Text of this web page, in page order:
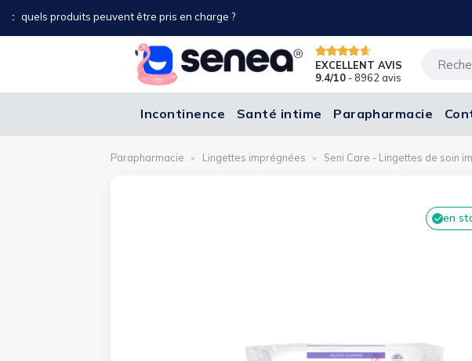
et seulement sur les produits d'incontinence jetables, hors promo, offre limitée à 20€ )
EXCELLENT AVIS
9.4/10 - 8962 avis
Incontinence Santé intime Parapharmacie
Parapharmacie Lingettes imprégnées Seni Care - Lingettes de soin
en